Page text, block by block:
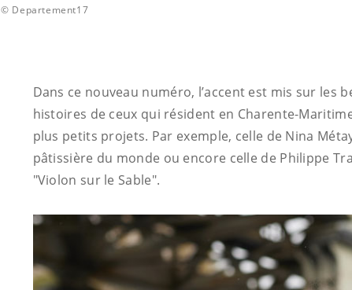
© Departement17
Dans ce nouveau numéro, l’accent est mis sur les
histoires de ceux qui résident en Charente-
plus petits projets. Par exemple, celle de Nina
pâtissière du monde ou encore celle de Philippe
"Violon sur le Sable".